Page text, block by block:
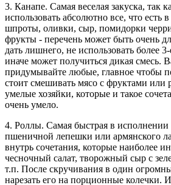
3. Канапе. Самая веселая закуска, так
использовать абсолютно все, что есть
шпроты, оливки, сыр, помидорки
фрукты - перечень может быть очень
дать лишнего, не использовать более
иначе может получиться дикая смесь.
придумывайте любые, главное чтобы
стоит смешивать мясо с фруктами или
умелые хозяйки, которые и такое
очень умело.
4. Роллы. Самая быстрая в исполнении
пшеничной лепешки или армянского
внутрь сочетания, которые наиболее
чесночный салат, творожный сыр с
т.п. После скручивания в один
нарезать его на порционные колечки.